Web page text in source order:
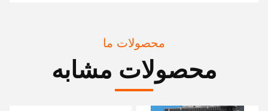
محصولات ما
محصولات مشابه